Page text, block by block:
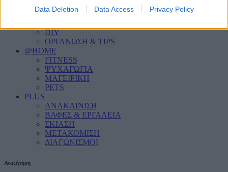
Data Deletion Data Access Privacy Policy
ΠΙΣΙΝΑ
ΓΚΑΡΑΖ
DIY
ΟΡΓΑΝΩΣΗ & TIPS
@HOME
FITNESS
ΨΥΧΑΓΩΓΙΑ
ΜΑΓΕΙΡΙΚΗ
PETS
PLUS
ΑΝΑΚΑΙΝΙΣΗ
ΒΑΦΕΣ & ΕΡΓΑΛΕΙΑ
ΣΚΙΑΣΗ
ΜΕΤΑΚΟΜΙΣΗ
ΔΙΑΓΩΝΙΣΜΟΙ
Αναζήτηση